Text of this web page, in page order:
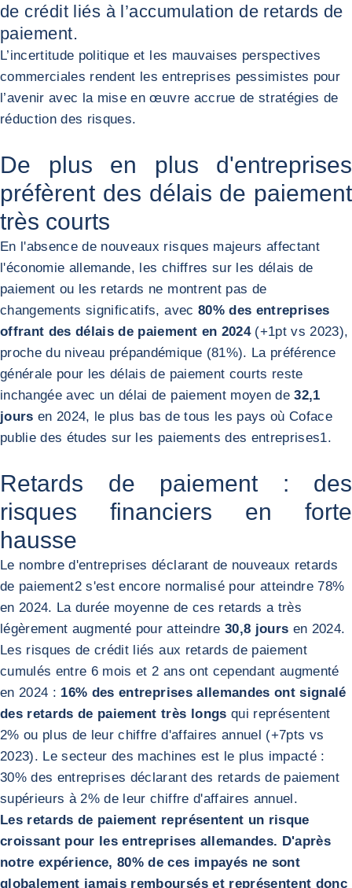
de crédit liés à l’accumulation de retards de
paiement.
L’incertitude politique et les mauvaises perspectives
commerciales rendent les entreprises pessimistes pour
l’avenir avec la mise en œuvre accrue de stratégies de
réduction des risques.
De plus en plus d'entreprises
préfèrent des délais de paiement
très courts
En l'absence de nouveaux risques majeurs affectant
l'économie allemande, les chiffres sur les délais de
paiement ou les retards ne montrent pas de
changements significatifs, avec 80% des entreprises
offrant des délais de paiement en 2024(+1pt vs 2023),
proche du niveau prépandémique (81%). La préférence
générale pour les délais de paiement courts reste
inchangée avec un délai de paiement moyen de32,1
jours en 2024, le plus bas de tous les pays où Coface
publie des études sur les paiements des entreprises1.
Retards de paiement : des
risques financiers en forte
hausse
Le nombre d'entreprises déclarant de nouveaux retards
de paiement2 s'est encore normalisé pour atteindre 78%
en 2024. La durée moyenne de ces retards a très
légèrement augmenté pour atteindre 30,8 jours en 2024.
Les risques de crédit liés aux retards de paiement
cumulés entre 6 mois et 2 ans ont cependant augmenté
en 2024 : 16% des entreprises allemandes ont signalé
des retards de paiement très longs qui représentent
2% ou plus de leur chiffre d'affaires annuel (+7pts vs
2023). Le secteur des machines est le plus impacté :
30% des entreprises déclarant des retards de paiement
supérieurs à 2% de leur chiffre d'affaires annuel.
Les retards de paiement représentent un risque
croissant pour les entreprises allemandes. D'après
notre expérience, 80% de ces impayés ne sont
globalement jamais remboursés et représentent donc